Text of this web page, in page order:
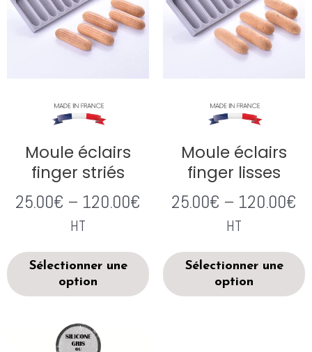
Moule éclairs
finger striés
25.00€ – 120.00€
HT
Sélectionner une
option
Moule éclairs
finger lisses
25.00€ – 120.00€
HT
Sélectionner une
option